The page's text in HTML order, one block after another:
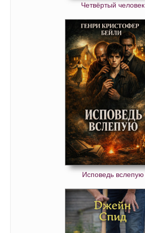
Четвёртый человек
Исповедь вслепую